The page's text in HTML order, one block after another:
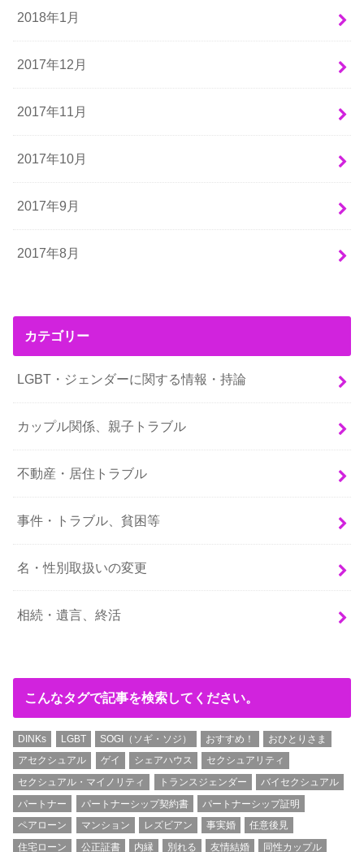
2018年1月
2017年12月
2017年11月
2017年10月
2017年9月
2017年8月
カテゴリー
LGBT・ジェンダーに関する情報・持論
カップル関係、親子トラブル
不動産・居住トラブル
事件・トラブル、貧困等
名・性別取扱いの変更
相続・遺言、終活
こんなタグで記事を検索してください。
DINKs LGBT SOGI（ソギ・ソジ） おすすめ！
おひとりさま
アセクシュアル
ゲイ シェアハウス
セクシュアリティ
セクシュアル・マイノリティ
トランスジェンダー
バイセクシュアル
パートナー
パートナーシップ契約書
パートナーシップ証明
ペアローン
マンション レズビアン 事実婚
任意後見
住宅ローン
公正証書 内縁 別れる 友情結婚 同性カップル